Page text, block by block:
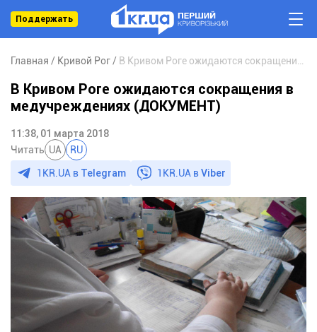
Поддержать
Главная Кривой Рог
В Кривом Роге ожидаются сокращения в
медучреждениях (ДОКУМЕНТ)
11:38, 01 марта 2018
Читать UA RU
1KR.UA в Telegram 1KR.UA вViber